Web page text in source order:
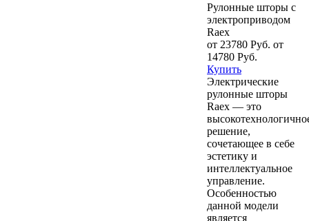
Рулонные шторы c
электроприводом
Raex
от 23780 Руб. от
14780 Руб.
Купить
Электрические
рулонные шторы
Raex — это
решение,
сочетающее в себе
эстетику и
интеллектуальное
управление.
Особенностью
данной модели
является